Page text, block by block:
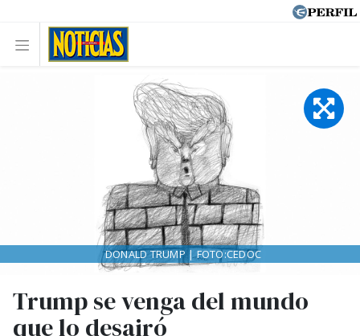
Trump se venga del mundo
que lo desairó
DONALD TRUMP | FOTO:CEDOC